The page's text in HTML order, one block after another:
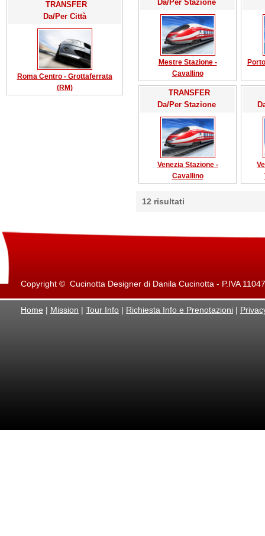
TRANSFER
Da/Per Città
Roma Centro - Grottaferrata
(RM)
Da/Per Stazione
Mestre Stazione -
Cavallino
TRANSFER
Da/Per Stazione
Venezia Stazione -
Cavallino
12 risultati
Copyright © Cucinotta Designer di Danila Cucinotta - P.IVA
Home | Mission | Tour Info | Richiesta Info e Prenotazioni |